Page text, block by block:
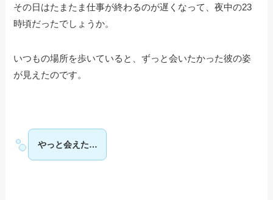
その日はたまたま仕事が終わるのが遅くなって、夜中の23
時頃だったでしょうか。
いつもの場所を歩いていると、ずっと会いたかった彼の姿
が見えたのです。
やっと会えた…